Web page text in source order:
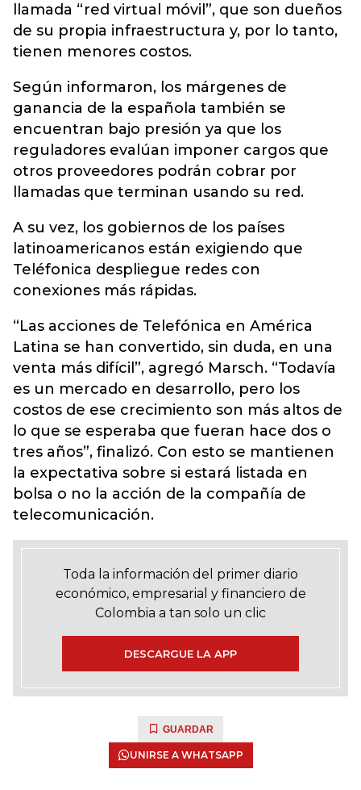
llamada “red virtual móvil”, que son dueños
de su propia infraestructura y, por lo tanto,
tienen menores costos.
Según informaron, los márgenes de
ganancia de la española también se
encuentran bajo presión ya que los
reguladores evalúan imponer cargos que
otros proveedores podrán cobrar por
llamadas que terminan usando su red.
A su vez, los gobiernos de los países
latinoamericanos están exigiendo que
Teléfonica despliegue redes con
conexiones más rápidas.
“Las acciones de Telefónica en América
Latina se han convertido, sin duda, en una
venta más difícil”, agregó Marsch. “Todavía
es un mercado en desarrollo, pero los
costos de ese crecimiento son más altos de
lo que se esperaba que fueran hace dos o
tres años”, finalizó. Con esto se mantienen
la expectativa sobre si estará listada en
bolsa o no la acción de la compañía de
telecomunicación.
Toda la información del primer diario
económico, empresarial y financiero de
Colombia a tan solo un clic
DESCARGUE LA APP
GUARDAR
UNIRSE A WHATSAPP